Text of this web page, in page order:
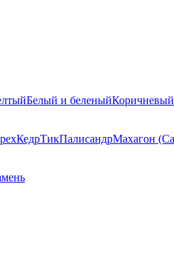
Белый и беленыйКоричневый
КедрТикПалисандрМахагон